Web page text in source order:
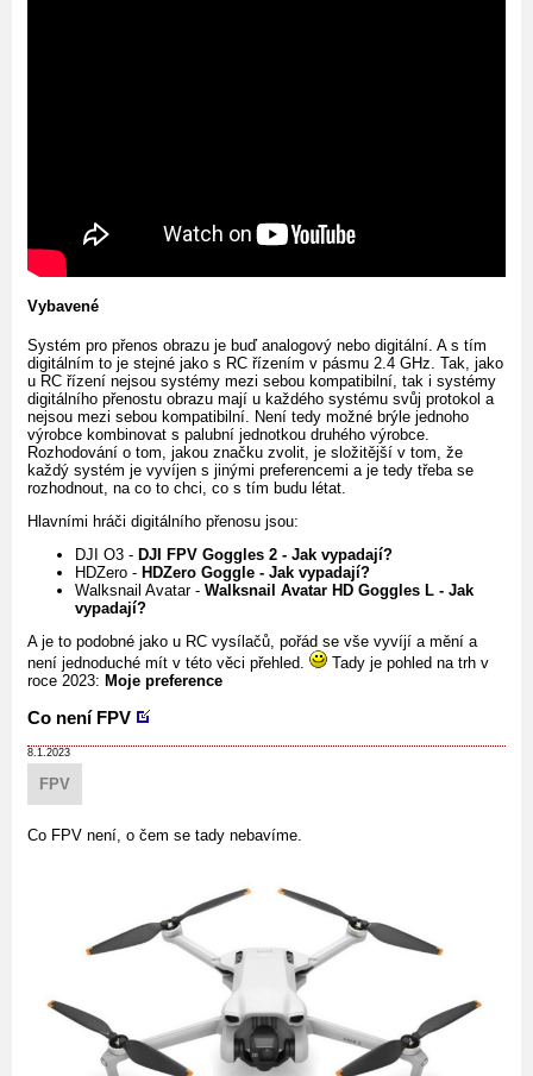
Vybavené
Systém pro přenos obrazu je buď analogový nebo digitální. A s tím
digitálním to je stejné jako s RC řízením v pásmu 2.4 GHz. Tak, jako
u RC řízení nejsou systémy mezi sebou kompatibilní, tak i systémy
digitálního přenostu obrazu mají u každého systému svůj protokol a
nejsou mezi sebou kompatibilní. Není tedy možné brýle jednoho
výrobce kombinovat s palubní jednotkou druhého výrobce.
Rozhodování o tom, jakou značku zvolit, je složitější v tom, že
každý systém je vyvíjen s jinými preferencemi a je tedy třeba se
rozhodnout, na co to chci, co s tím budu létat.
Hlavními hráči digitálního přenosu jsou:
DJI O3 - DJI FPV Goggles 2 - Jak vypadají?
HDZero - HDZero Goggle - Jak vypadají?
Walksnail Avatar - Walksnail Avatar HD Goggles L - Jak
vypadají?
A je to podobné jako u RC vysílačů, pořád se vše vyvíjí a mění a
není jednoduché mít v této věci přehled.
Tady je pohled na trh v
roce 2023: Moje preference
Co není FPV
8.1.2023
FPV
Co FPV není, o čem se tady nebavíme.